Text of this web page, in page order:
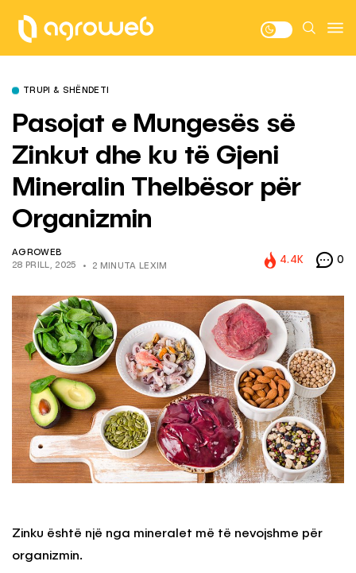
TRUPI & SHËNDETI
Pasojat e Mungesës së
Zinkut dhe ku të Gjeni
Mineralin Thelbësor për
Organizmin
AGROWEB
28 PRILL, 2025
2 MINUTA LEXIM
4.4K 0
Zinku është një nga mineralet më të nevojshme për
organizmin.